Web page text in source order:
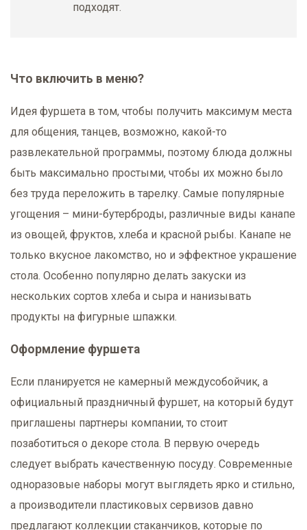
подходят.
Что включить в меню?
Идея фуршета в том, чтобы получить максимум места
для общения, танцев, возможно, какой-то
развлекательной программы, поэтому блюда должны
быть максимально простыми, чтобы их можно было
без труда переложить в тарелку. Самые популярные
угощения – мини-бутерброды, различные виды канапе
из овощей, фруктов, хлеба и красной рыбы. Канапе не
только вкусное лакомство, но и эффектное украшение
стола. Особенно популярно делать закуски из
нескольких сортов хлеба и сыра и нанизывать
продукты на фигурные шпажки.
Оформление фуршета
Если планируется не камерный междусобойчик, а
официальный праздничный фуршет, на который будут
приглашены партнеры компании, то стоит
позаботиться о декоре стола. В первую очередь
следует выбрать качественную посуду. Современные
одноразовые наборы могут выглядеть ярко и стильно,
а производители пластиковых сервизов давно
предлагают коллекции стаканчиков, которые по